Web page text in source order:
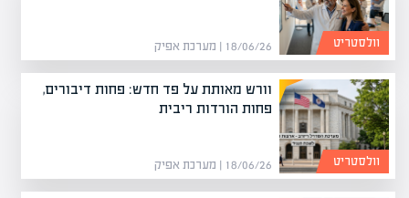
18/06/26 | מערכת אפיק וולסטריט
וורש מאותת על פד חדש: פחות דיבורים,
פחות הורדות ריבית
18/06/26 | מערכת אפיק וולסטריט